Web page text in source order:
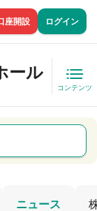
座開設 ログイン
ール
コンテンツ
ニュース